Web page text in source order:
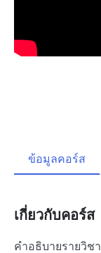
ข้อมูลคอร์ส
เกี่ยวกับคอร์ส
คำอธิบายรายวิชา